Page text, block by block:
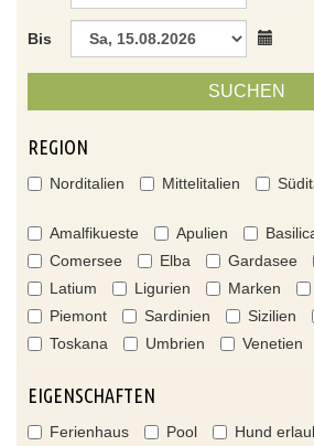
Bis
SUCHEN
REGION
Norditalien Mittelitalien
Amalfikueste Apulien
Comersee
Elba Gardasee
Latium
Ligurien Marken
Piemont
Sardinien Sizilien
Toskana
Umbrien Venetien
EIGENSCHAFTEN
Ferienhaus Pool Hund